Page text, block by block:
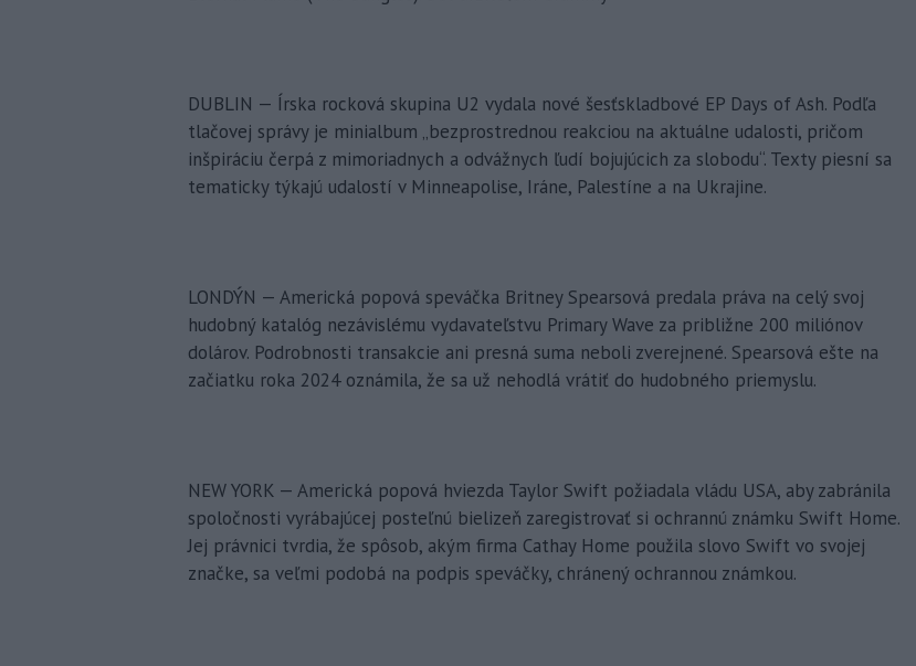
DUBLIN — Írska rocková skupina U2 vydala nové šesťskladbové EP Days of Ash. Podľa
tlačovej správy je minialbum „bezprostrednou reakciou na aktuálne udalosti, pričom
inšpiráciu čerpá z mimoriadnych a odvážnych ľudí bojujúcich za slobodu“. Texty piesní sa
tematicky týkajú udalostí v Minneapolise, Iráne, Palestíne a na Ukrajine.
LONDÝN — Americká popová speváčka Britney Spearsová predala práva na celý svoj
hudobný katalóg nezávislému vydavateľstvu Primary Wave za približne 200 miliónov
dolárov. Podrobnosti transakcie ani presná suma neboli zverejnené. Spearsová ešte na
začiatku roka 2024 oznámila, že sa už nehodlá vrátiť do hudobného priemyslu.
NEW YORK — Americká popová hviezda Taylor Swift požiadala vládu USA, aby zabránila
spoločnosti vyrábajúcej posteľnú bielizeň zaregistrovať si ochrannú známku Swift Home.
Jej právnici tvrdia, že spôsob, akým firma Cathay Home použila slovo Swift vo svojej
značke, sa veľmi podobá na podpis speváčky, chránený ochrannou známkou.